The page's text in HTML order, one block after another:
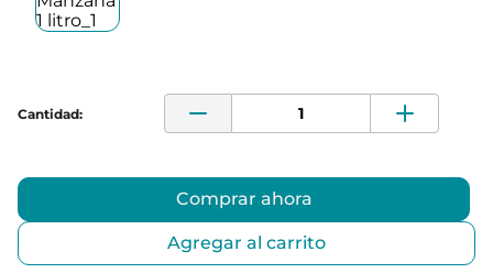
Comprar ahora
Agregar al carrito